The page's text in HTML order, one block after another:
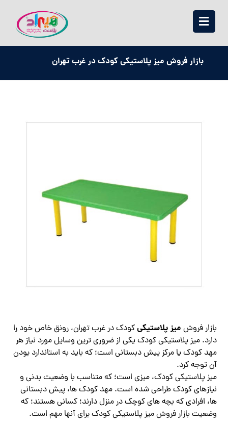
بازار فروش میز پلاستیکی کودک در غرب تهران
بازار فروش میز پلاستیکیکودک در غرب تهران، رونق خاص خود را
دارد. میز پلاستیکی کودک یکی از ضروری ترین وسایل مورد نیاز هر
مهد کودک یا مرکز پیش دبستانی است؛ که باید به استاندارد بودن
آن توجه کرد.
میز پلاستیکی کودک، میزی است؛ که متناسب با وضعیت بدنی و
نیازهای کودک طراحی شده است. مهد کودک ها، پیش دبستانی
ها، افرادی که بچه های کوچک در منزل دارند؛ کسانی هستند؛ که
وضعیت بازار فروش میز پلاستیکی کودک برای آنها مهم است.